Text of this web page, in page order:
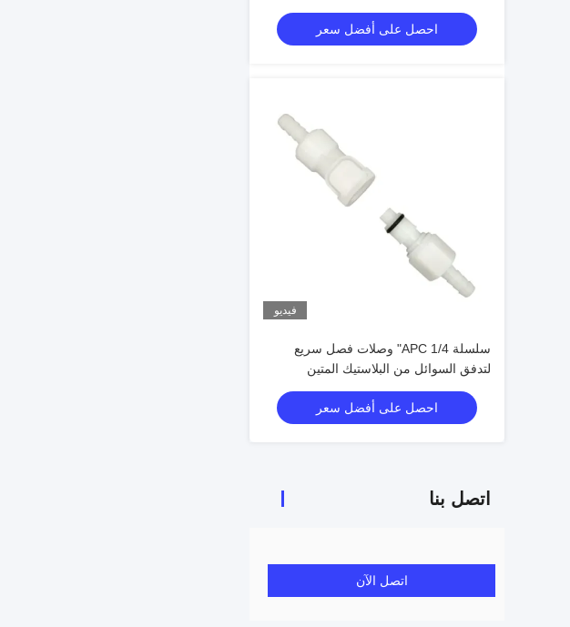
احصل على أفضل سعر
فيديو
سلسلة APC 1/4" وصلات فصل سريع
لتدفق السوائل من البلاستيك المتين
احصل على أفضل سعر
اتصل بنا
اتصل الآن